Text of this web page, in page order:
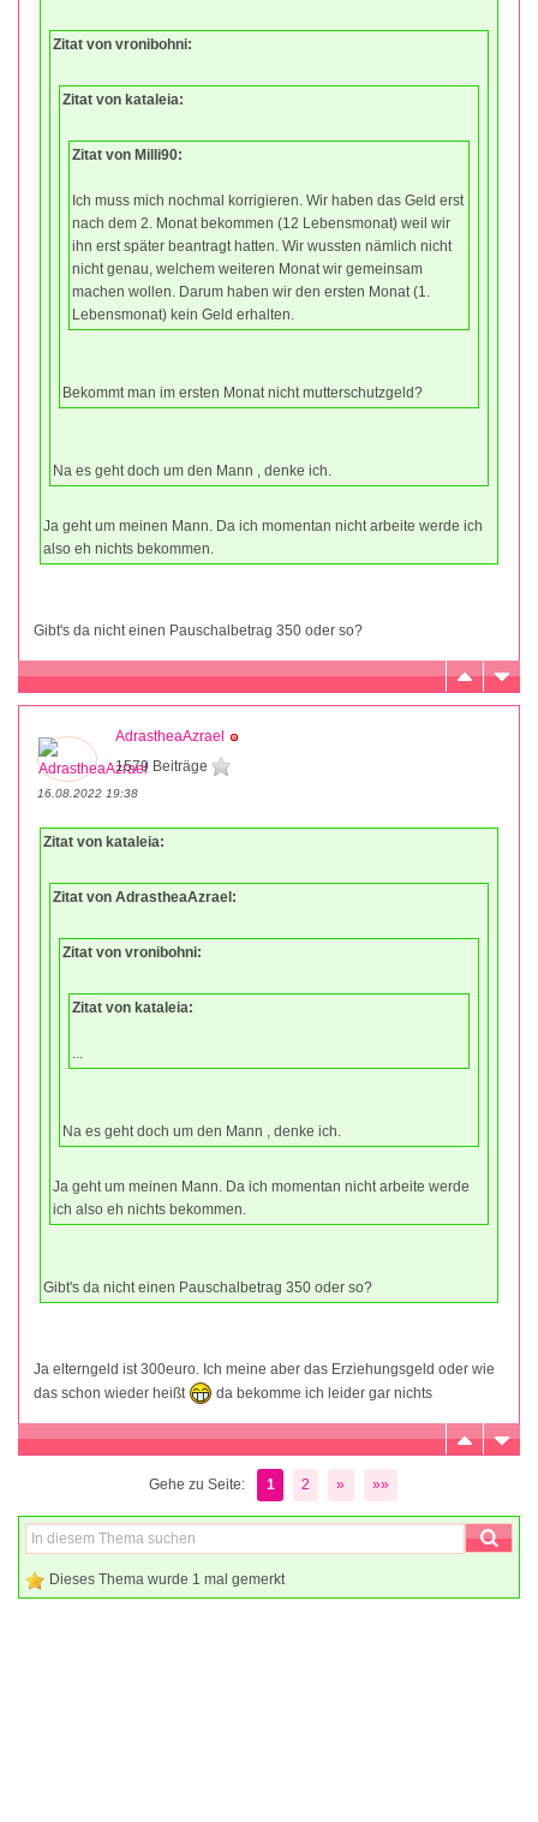
Zitat von vronibohni:
Zitat von kataleia:
Zitat von Milli90:
Ich muss mich nochmal korrigieren. Wir haben das Geld erst
nach dem 2. Monat bekommen (12 Lebensmonat) weil wir
ihn erst später beantragt hatten. Wir wussten nämlich nicht
nicht genau, welchem weiteren Monat wir gemeinsam
machen wollen. Darum haben wir den ersten Monat (1.
Lebensmonat) kein Geld erhalten.
Bekommt man im ersten Monat nicht mutterschutzgeld?
Na es geht doch um den Mann , denke ich.
Ja geht um meinen Mann. Da ich momentan nicht arbeite werde ich
also eh nichts bekommen.
Gibt's da nicht einen Pauschalbetrag 350 oder so?
AdrastheaAzrael
1579 Beiträge
16.08.2022 19:38
Zitat von kataleia:
Zitat von AdrastheaAzrael:
Zitat von vronibohni:
Zitat von kataleia:
Na es geht doch um den Mann , denke ich.
Ja geht um meinen Mann. Da ich momentan nicht arbeite werde
ich also eh nichts bekommen.
Gibt's da nicht einen Pauschalbetrag 350 oder so?
Ja elterngeld ist 300euro. Ich meine aber das Erziehungsgeld oder wie
das schon wieder heißt
da bekomme ich leider gar nichts
Gehe zu Seite: 1 2 » »»
Dieses Thema wurde 1 mal gemerkt